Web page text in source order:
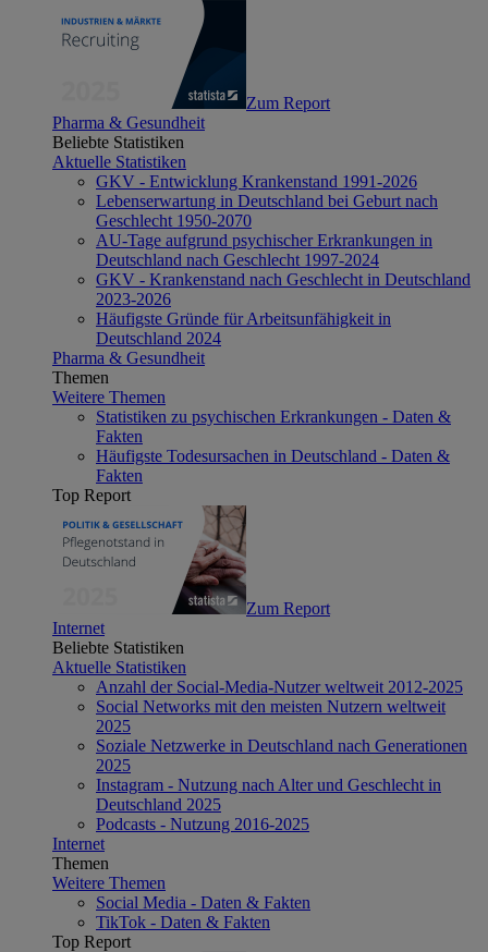
Zum Report
Pharma & Gesundheit
Beliebte Statistiken
Aktuelle Statistiken
GKV - Entwicklung Krankenstand 1991-2026
Lebenserwartung in Deutschland bei Geburt nach
Geschlecht 1950-2070
AU-Tage aufgrund psychischer Erkrankungen in
Deutschland nach Geschlecht 1997-2024
GKV - Krankenstand nach Geschlecht in Deutschland
2023-2026
Häufigste Gründe für Arbeitsunfähigkeit in
Deutschland 2024
Pharma & Gesundheit
Themen
Weitere Themen
Statistiken zu psychischen Erkrankungen - Daten &
Fakten
Häufigste Todesursachen in Deutschland - Daten &
Fakten
Top Report
Zum Report
Internet
Beliebte Statistiken
Aktuelle Statistiken
Anzahl der Social-Media-Nutzer weltweit 2012-2025
Social Networks mit den meisten Nutzern weltweit
2025
Soziale Netzwerke in Deutschland nach Generationen
2025
Instagram - Nutzung nach Alter und Geschlecht in
Deutschland 2025
Podcasts - Nutzung 2016-2025
Internet
Themen
Weitere Themen
Social Media - Daten & Fakten
TikTok - Daten & Fakten
Top Report